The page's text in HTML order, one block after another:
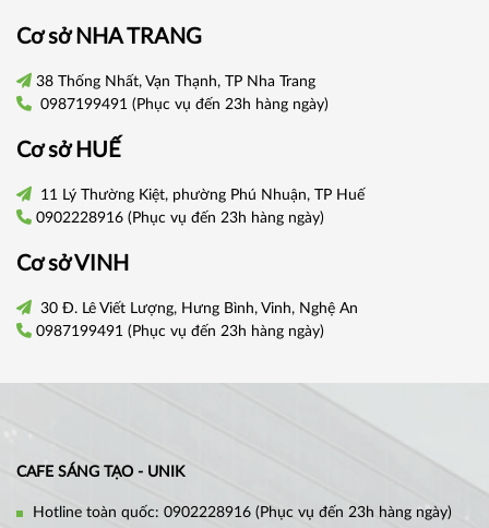
Cơ sởNHA TRANG
38 Thống Nhất, Vạn Thạnh, TP Nha Trang
0987199491 (Phục vụ đến 23h hàng ngày)
Cơ sởHUẾ
11 Lý Thường Kiệt, phường Phú Nhuận, TP Huế
0902228916(Phục vụ đến 23h hàng ngày)
Cơ sở VINH
30 Đ. Lê Viết Lượng, Hưng Bình, Vinh, Nghệ An
0987199491 (Phục vụ đến 23h hàng ngày)
CAFE SÁNG TẠO - UNIK
Hotline toàn quốc: 0902228916 (Phục vụ đến 23h hàng ngày)